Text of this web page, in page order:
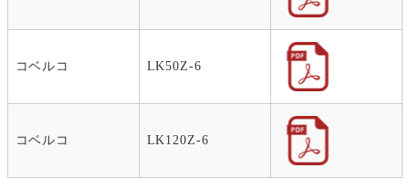
コベルコ LK50Z-6
コベルコ LK120Z-6